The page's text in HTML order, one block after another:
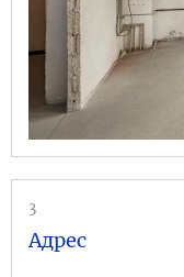
3
Адрес